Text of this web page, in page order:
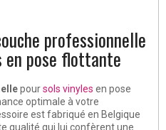
professionnelle
en pose flottante
poursols vinyles en pose
optimale à votre
est fabriqué en Belgique
qualité qui lui confèrent une